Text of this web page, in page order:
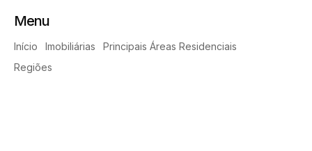
Menu
Início Imobiliárias
Principais Áreas Residenciais
Regiões